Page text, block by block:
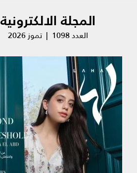
المجلة الالكترونية
العدد 1098 | تموز 2026